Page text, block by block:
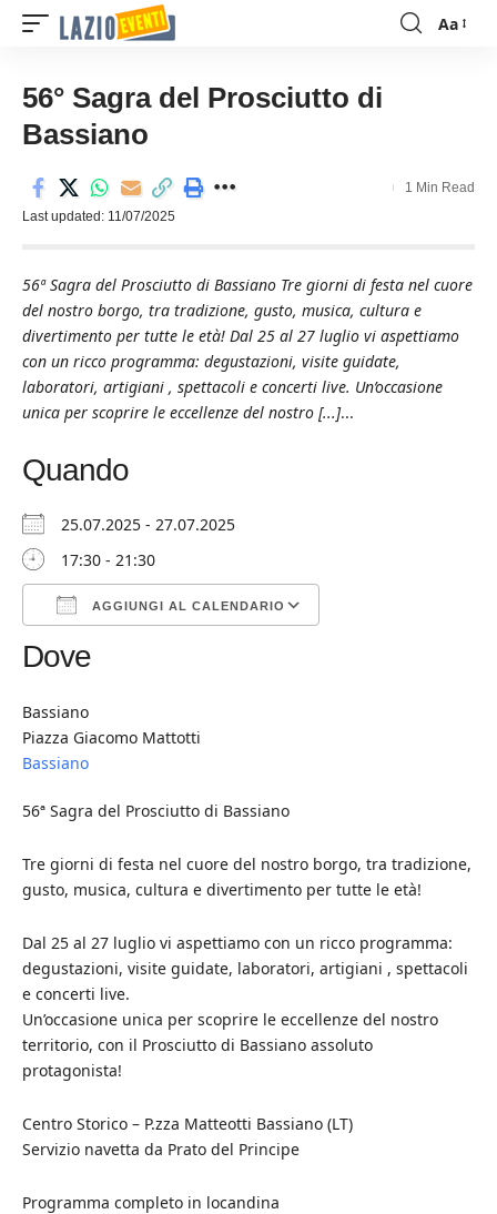
Font
Aa
56° Sagra del Prosciutto di
Bassiano
Last updated: 11/07/2025
1 Min Read
56ª Sagra del Prosciutto di Bassiano Tre giorni di festa nel cuore
del nostro borgo, tra tradizione, gusto, musica, cultura e
divertimento per tutte le età! Dal 25 al 27 luglio vi aspettiamo
con un ricco programma: degustazioni, visite guidate,
laboratori, artigiani , spettacoli e concerti live. Un’occasione
unica per scoprire le eccellenze del nostro [...]...
Quando
25.07.2025 - 27.07.2025
17:30 - 21:30
AGGIUNGI AL CALENDARIO
Download ICS
Dove
Bassiano
Piazza Giacomo Mattotti
Bassiano
56ª Sagra del Prosciutto di Bassiano
Tre giorni di festa nel cuore del nostro borgo, tra tradizione,
gusto, musica, cultura e divertimento per tutte le età!
Dal 25 al 27 luglio vi aspettiamo con un ricco programma:
degustazioni, visite guidate, laboratori, artigiani , spettacoli
e concerti live.
Un’occasione unica per scoprire le eccellenze del nostro
territorio, con il Prosciutto di Bassiano assoluto
protagonista!
Centro Storico – P.zza Matteotti Bassiano (LT)
Servizio navetta da Prato del Principe
Programma completo in locandina